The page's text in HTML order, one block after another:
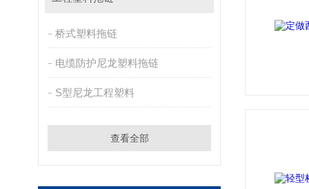
桥式塑料拖链
电缆防护尼龙塑料拖链
S型尼龙工程塑料
查看全部